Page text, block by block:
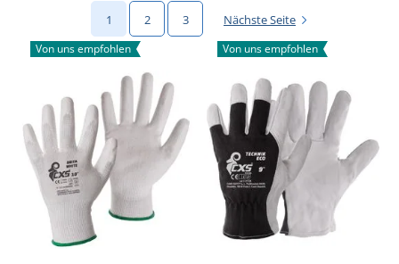
1 2 3 Nächste Seite
Von uns empfohlen Von uns empfohlen